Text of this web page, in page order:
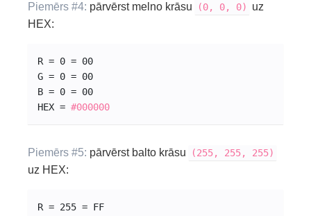
Piemērs #4: pārvērst melno krāsu (0, 0, 0)
uz
HEX:
R = 0 = 00
G = 0 = 00
B = 0 = 00
HEX = #000000
Piemērs #5: pārvērst balto krāsu (255, 255, 255)
uz HEX:
R = 255 = FF